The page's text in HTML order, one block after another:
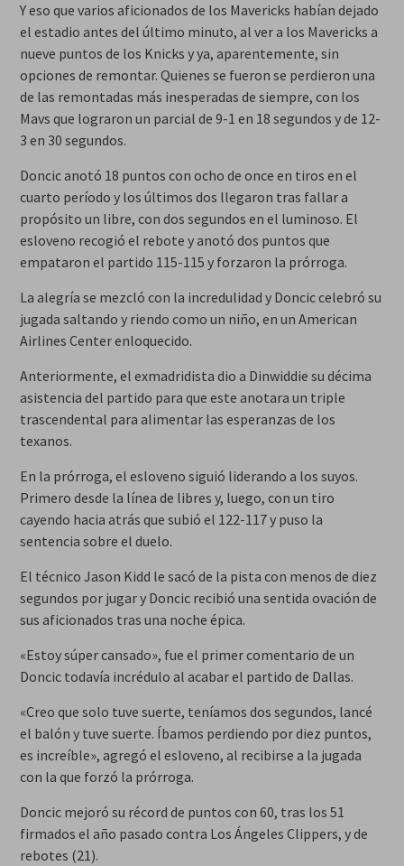
Y eso que varios aficionados de los Mavericks habían dejado
el estadio antes del último minuto, al ver a los Mavericks a
nueve puntos de los Knicks y ya, aparentemente, sin
opciones de remontar. Quienes se fueron se perdieron una
de las remontadas más inesperadas de siempre, con los
Mavs que lograron un parcial de 9-1 en 18 segundos y de 12-
3 en 30 segundos.
Doncic anotó 18 puntos con ocho de once en tiros en el
cuarto período y los últimos dos llegaron tras fallar a
propósito un libre, con dos segundos en el luminoso. El
esloveno recogió el rebote y anotó dos puntos que
empataron el partido 115-115 y forzaron la prórroga.
La alegría se mezcló con la incredulidad y Doncic celebró su
jugada saltando y riendo como un niño, en un American
Airlines Center enloquecido.
Anteriormente, el exmadridista dio a Dinwiddie su décima
asistencia del partido para que este anotara un triple
trascendental para alimentar las esperanzas de los
texanos.
En la prórroga, el esloveno siguió liderando a los suyos.
Primero desde la línea de libres y, luego, con un tiro
cayendo hacia atrás que subió el 122-117 y puso la
sentencia sobre el duelo.
El técnico Jason Kidd le sacó de la pista con menos de diez
segundos por jugar y Doncic recibió una sentida ovación de
sus aficionados tras una noche épica.
«Estoy súper cansado», fue el primer comentario de un
Doncic todavía incrédulo al acabar el partido de Dallas.
«Creo que solo tuve suerte, teníamos dos segundos, lancé
el balón y tuve suerte. Íbamos perdiendo por diez puntos,
es increíble», agregó el esloveno, al recibirse a la jugada
con la que forzó la prórroga.
Doncic mejoró su récord de puntos con 60, tras los 51
firmados el año pasado contra Los Ángeles Clippers, y de
rebotes (21).